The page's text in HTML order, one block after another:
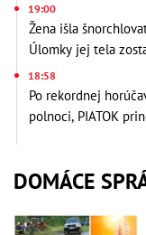
19:00
Žena išla
Úlomky jej tela
18:58
Po rekordnej
polnoci, PIATOK
DOMÁCE